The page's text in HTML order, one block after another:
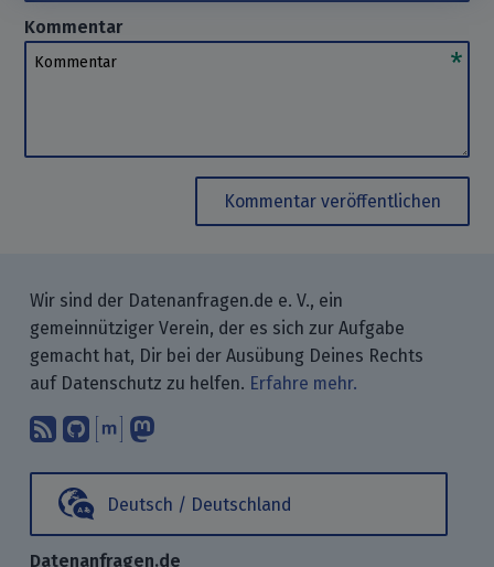
Kommentar
Kommentar
Kommentar veröffentlichen
Wir sind der Datenanfragen.de e. V., ein
gemeinnütziger Verein, der es sich zur Aufgabe
gemacht hat, Dir bei der Ausübung Deines Rechts
auf Datenschutz zu helfen. Erfahre mehr.
Abonniere unsere Blogbeiträge mit
Finde uns bei GitHub.
Unterhalte Dich mit uns über
Deutsch / Deutschland
Datenanfragen.de